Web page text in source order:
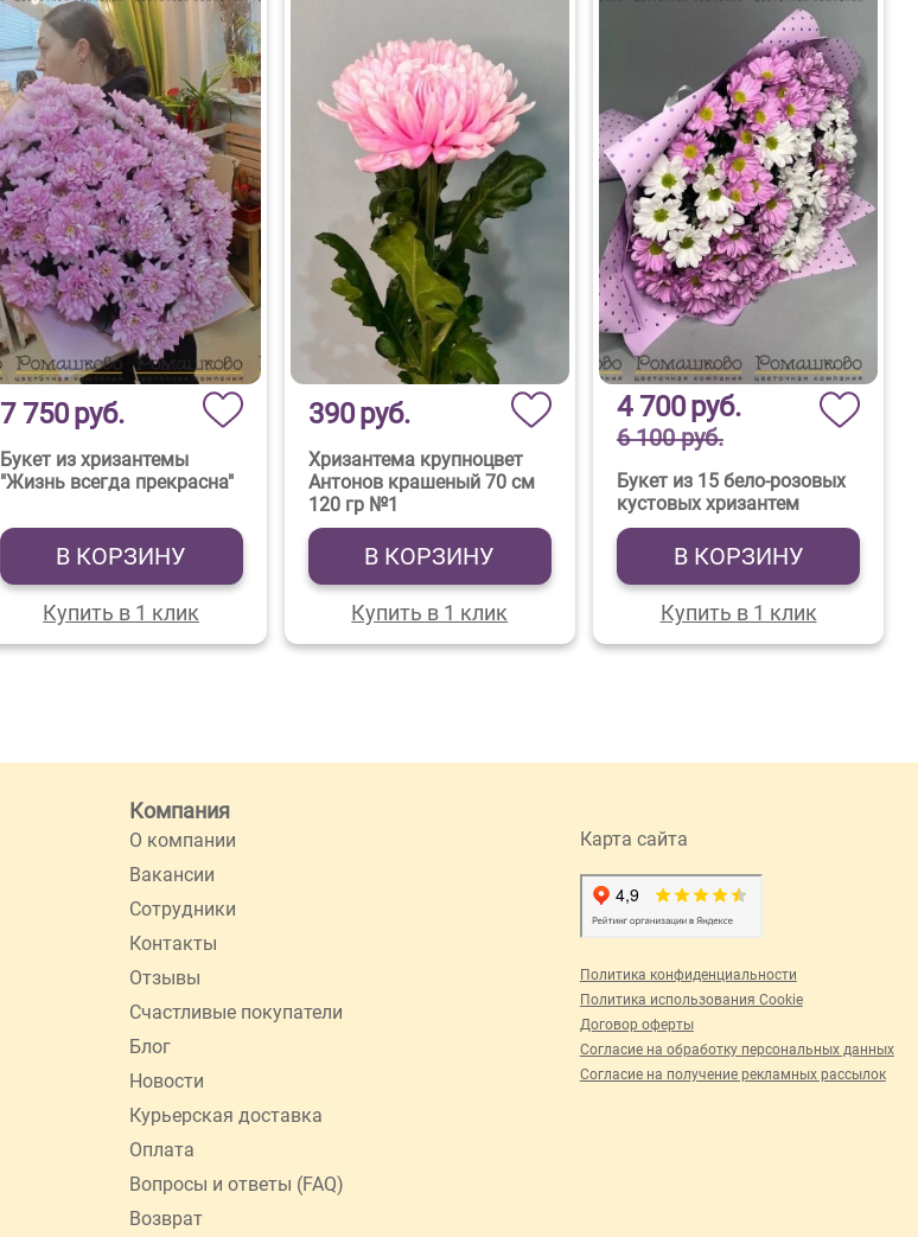
7 750руб.
Букет из хризантемы
"Жизнь всегда прекрасна"
В КОРЗИНУ
Купить в 1 клик
390руб.
Хризантема крупноцвет
Антонов крашеный 70 см
120 гр №1
В КОРЗИНУ
Купить в 1 клик
6 100 руб.
4 700руб.
Букет из 15 бело-розовых
кустовых хризантем
В КОРЗИНУ
Купить в 1 клик
Компания
О компании
Вакансии
Сотрудники
Контакты
Отзывы
Счастливые покупатели
Блог
Новости
Курьерская доставка
Оплата
Вопросы и ответы (FAQ)
Возврат
Карта сайта
Политика конфиденциальности
Политика использования Cookie
Договор оферты
Согласие на обработку персональных данных
Согласие на получение рекламных рассылок